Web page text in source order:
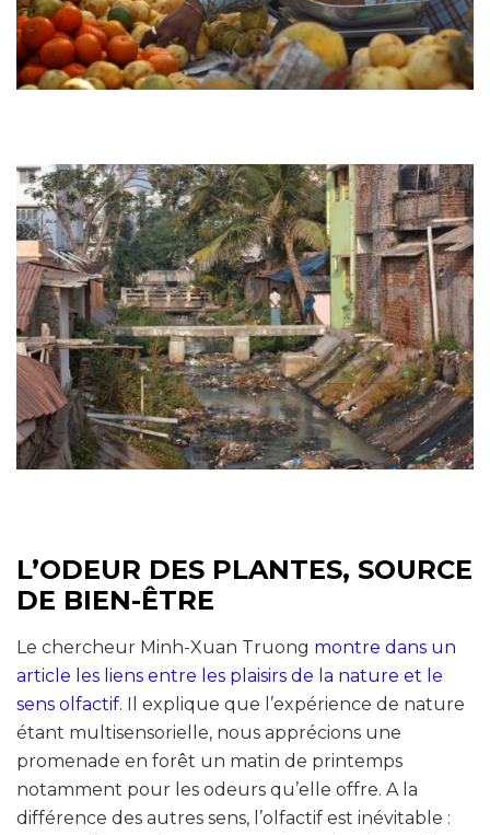
L’ODEUR DES PLANTES, SOURCE
DE BIEN-ÊTRE
Le chercheur Minh-Xuan Truong montre dans un
article les liens entre les plaisirs de la nature et le
sens olfactif. Il explique que l’expérience de nature
étant multisensorielle, nous apprécions une
promenade en forêt un matin de printemps
notamment pour les odeurs qu’elle offre. A la
différence des autres sens, l’olfactif est inévitable :